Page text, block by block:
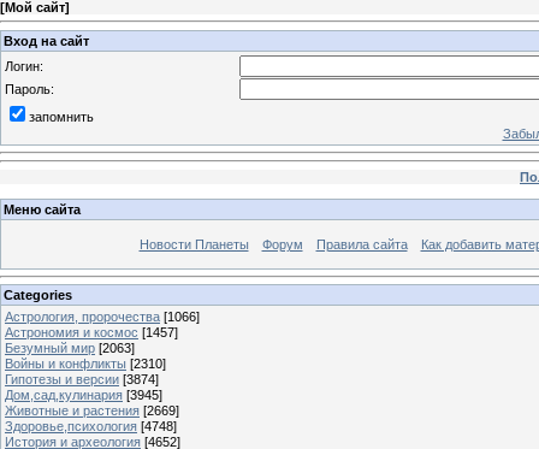
[Мой сайт]
Вход на сайт
Логин:
Пароль:
запомнить
Меню сайта
Новости Планеты Форум Правила сайта Как добавить
Categories
Астрология, пророчества [1066]
Астрономия и космос [1457]
Безумный мир [2063]
Войны и конфликты [2310]
Гипотезы и версии [3874]
Дом,сад,кулинария [3945]
Животные и растения [2669]
Здоровье,психология [4748]
История и археология [4652]